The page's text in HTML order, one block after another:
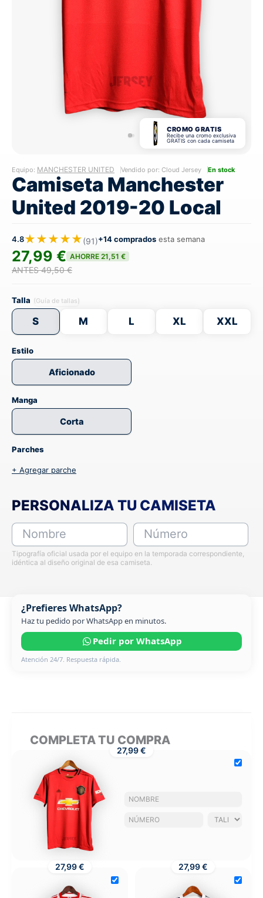
CROMO GRATIS
Recibe una cromo exclusiva
GRATIS con cada camiseta
Equipo: MANCHESTER UNITED Vendido por: Cloud Jersey En stock
Camiseta Manchester
United 2019-20 Local
4.8★★★★★(91)+14 comprados esta semana
27,99 € AHORRE 21,51 €
ANTES 49,50 €
Talla (Guía de tallas)
S M L XL XXL
Estilo
Aficionado
Manga
Corta
Parches
+ Agregar parche
PERSONALIZA TU CAMISETA
Nombre Número
Tipografía oficial usada por el equipo en la temporada correspondiente,
idéntica al diseño original de esa camiseta.
¿Prefieres WhatsApp?
Haz tu pedido por WhatsApp en minutos.
Pedir por WhatsApp
Atención 24/7. Respuesta rápida.
COMPLETA TU COMPRA
27,99 €
27,99 € 27,99 €